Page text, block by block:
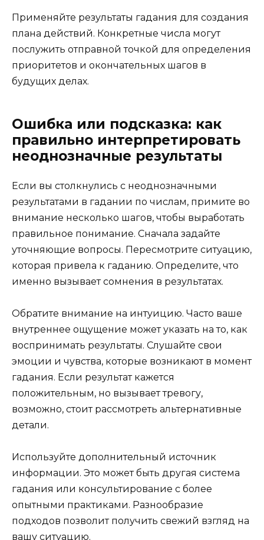
Применяйте результаты гадания для создания
плана действий. Конкретные числа могут
послужить отправной точкой для определения
приоритетов и окончательных шагов в
будущих делах.
Ошибка или подсказка: как
правильно интерпретировать
неоднозначные результаты
Если вы столкнулись с неоднозначными
результатами в гадании по числам, примите во
внимание несколько шагов, чтобы выработать
правильное понимание. Сначала задайте
уточняющие вопросы. Пересмотрите ситуацию,
которая привела к гаданию. Определите, что
именно вызывает сомнения в результатах.
Обратите внимание на интуицию. Часто ваше
внутреннее ощущение может указать на то, как
воспринимать результаты. Слушайте свои
эмоции и чувства, которые возникают в момент
гадания. Если результат кажется
положительным, но вызывает тревогу,
возможно, стоит рассмотреть альтернативные
детали.
Используйте дополнительный источник
информации. Это может быть другая система
гадания или консультирование с более
опытными практиками. Разнообразие
подходов позволит получить свежий взгляд на
вашу ситуацию.